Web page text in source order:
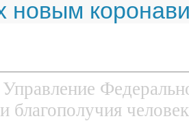
новым
благополучия